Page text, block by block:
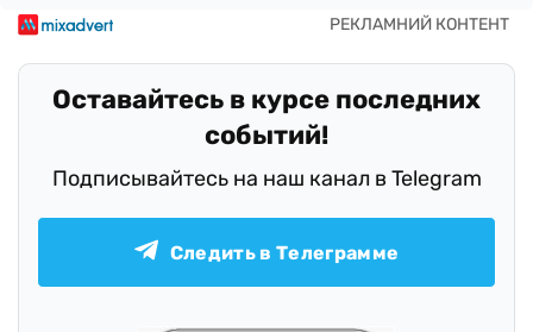
Оставайтесь в курсе последних
событий!
Подписывайтесь на наш канал в Telegram
Следить в Телеграмме